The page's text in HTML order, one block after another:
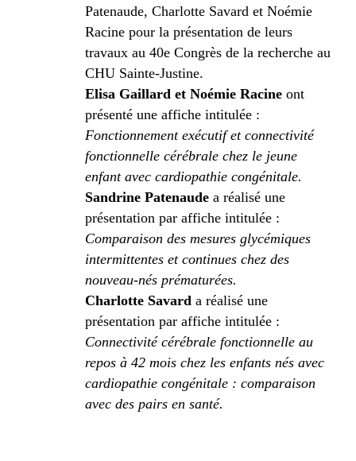
Patenaude, Charlotte Savard et Noémie
Racine pour la présentation de leurs
travaux au 40e Congrès de la recherche au
CHU Sainte-Justine.
Elisa Gaillard et Noémie Racine ont
présenté une affiche intitulée :
Fonctionnement exécutif et connectivité
fonctionnelle cérébrale chez le jeune
enfant avec cardiopathie congénitale.
Sandrine Patenaude a réalisé une
présentation par affiche intitulée :
Comparaison des mesures glycémiques
intermittentes et continues chez des
nouveau-nés prématurées.
Charlotte Savard a réalisé une
présentation par affiche intitulée :
Connectivité cérébrale fonctionnelle au
repos à 42 mois chez les enfants nés avec
cardiopathie congénitale : comparaison
avec des pairs en santé.